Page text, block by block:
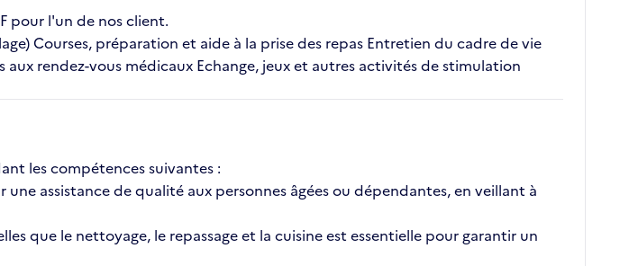
pour l'un de nos client.
Courses, préparation et aide à la prise des repas Entretien du cadre de vie
rendez-vous médicaux Echange, jeux et autres activités de stimulation
les compétences suivantes :
assistance de qualité aux personnes âgées ou dépendantes, en veillant à
que le nettoyage, le repassage et la cuisine est essentielle pour garantir un